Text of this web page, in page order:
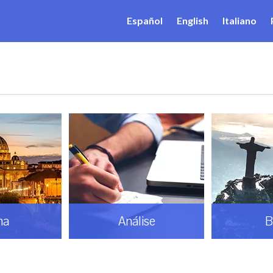
Español English Italiano
Análise